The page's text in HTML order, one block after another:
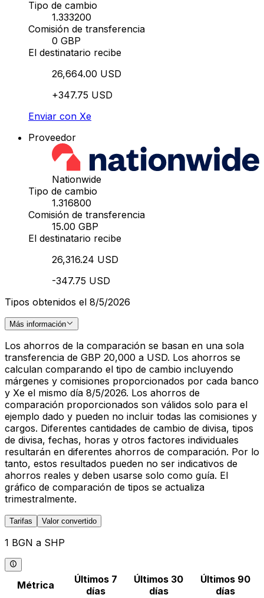
Tipo de cambio
1.333200
Comisión de transferencia
0 GBP
El destinatario recibe
26,664.00 USD
+347.75 USD
Enviar con Xe
Proveedor
Nationwide
Tipo de cambio
1.316800
Comisión de transferencia
15.00 GBP
El destinatario recibe
26,316.24 USD
-347.75 USD
Tipos obtenidos el 8/5/2026
Más información
Los ahorros de la comparación se basan en una sola
transferencia de GBP 20,000 a USD. Los ahorros se
calculan comparando el tipo de cambio incluyendo
márgenes y comisiones proporcionados por cada banco
y Xe el mismo día 8/5/2026. Los ahorros de
comparación proporcionados son válidos solo para el
ejemplo dado y pueden no incluir todas las comisiones y
cargos. Diferentes cantidades de cambio de divisa, tipos
de divisa, fechas, horas y otros factores individuales
resultarán en diferentes ahorros de comparación. Por lo
tanto, estos resultados pueden no ser indicativos de
ahorros reales y deben usarse solo como guía. El
gráfico de comparación de tipos se actualiza
trimestralmente.
Tarifas Valor convertido
1 BGN a SHP
Métrica
Últimos 7
días
Últimos 30
días
Últimos 90
días